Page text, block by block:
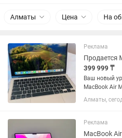
Алматы Цена На
Реклама
Продается
399 999 ₸
Ваш новый
MacBook Air
который
справится с
для тех, кто
Алматы,
Реклама
MacBook